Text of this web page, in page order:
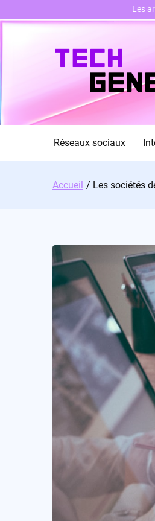
Skip
Réseaux sociaux
Accueil Les sociétés
Les